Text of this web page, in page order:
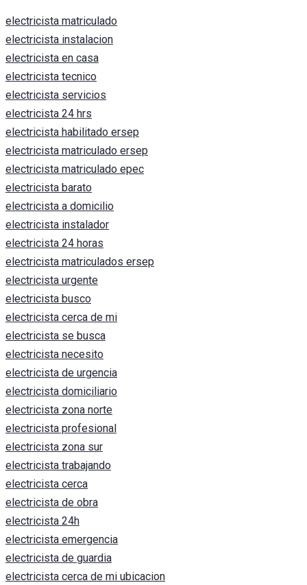
electricista matriculado
electricista instalacion
electricista en casa
electricista tecnico
electricista servicios
electricista 24 hrs
electricista habilitado ersep
electricista matriculado ersep
electricista matriculado epec
electricista barato
electricista a domicilio
electricista instalador
electricista 24 horas
electricista matriculados ersep
electricista urgente
electricista busco
electricista cerca de mi
electricista se busca
electricista necesito
electricista de urgencia
electricista domiciliario
electricista zona norte
electricista profesional
electricista zona sur
electricista trabajando
electricista cerca
electricista de obra
electricista 24h
electricista emergencia
electricista de guardia
electricista cerca de mi ubicacion